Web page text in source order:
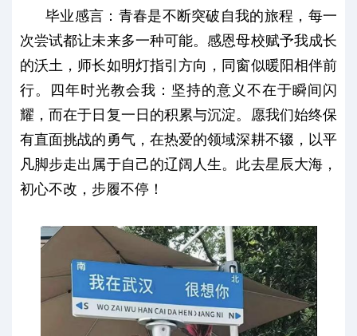
毕业感言：青春是不断突破自我的旅程，每一
次尝试都让未来多一种可能。感恩母校赋予我成长
的沃土，师长如明灯指引方向，同窗似暖阳相伴前
行。四年时光教会我：坚持的意义不在于瞬间闪
耀，而在于日复一日的积累与沉淀。愿我们始终保
有直面挑战的勇气，在热爱的领域深耕不辍，以平
凡脚步走出属于自己的辽阔人生。此去星辰大海，
初心不改，步履不停！